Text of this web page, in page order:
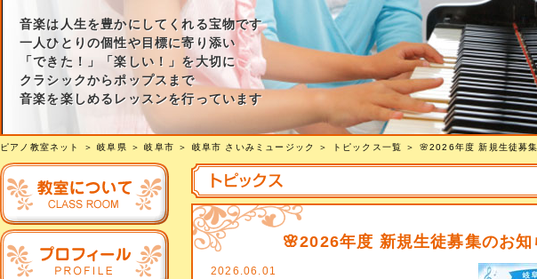
音楽は人生を豊かにしてくれる宝物です
一人ひとりの個性や目標に寄り添い
「できた！」「楽しい！」を大切に
クラシックからポップスまで
音楽を楽しめるレッスンを行っています
ピアノ教室ネット ＞岐阜県 ＞岐阜市 ＞ 岐阜市 さいみミュージック ＞ トピックス一覧 ＞ 🌸2026年度 新規生徒募
🌸2026年度 新規生徒募集のお知
2026.06.01